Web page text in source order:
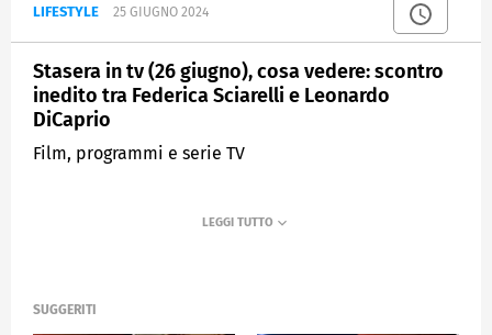
LIFESTYLE 25 GIUGNO 2024
Stasera in tv (26 giugno), cosa vedere: scontro
inedito tra Federica Sciarelli e Leonardo
DiCaprio
Film, programmi e serie TV
SUGGERITI